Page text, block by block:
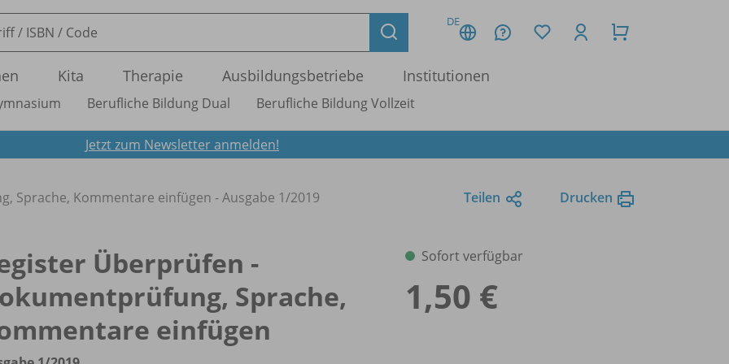
DE
Kita Therapie Ausbildungsbetriebe Institutionen
Berufliche Bildung Dual Berufliche Bildung Vollzeit
Jetzt zum Newsletter anmelden!
Sprache, Kommentare einfügen - Ausgabe 1/2019 Teilen Drucken
Überprüfen -
Sprache,
einfügen
Sofort verfügbar
1,50 €